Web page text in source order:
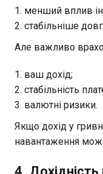
менший вплив
стабільніше
Але важливо
ваш дохід;
стабільність
валютні ризики.
Якщо дохід у
навантаження